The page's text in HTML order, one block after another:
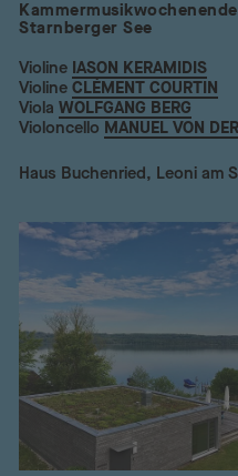
Starnberger See
Violine IASON KERAMIDIS
Violine CLÉMENT COURTIN
Viola WOLFGANG BERG
Violoncello MANUEL VON
Haus Buchenried, Leoni am